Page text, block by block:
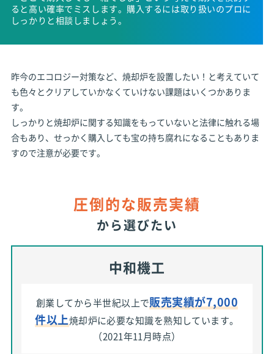
ると高い確率でミスします。購入するには取り扱いのプロに
しっかりと相談しましょう。
昨今のエコロジー対策など、焼却炉を設置したい！と考えていて
も色々とクリアしていかなくていけない課題はいくつかありま
す。
しっかりと焼却炉に関する知識をもっていないと法律に触れる場
合もあり、せっかく購入しても宝の持ち腐れになることもありま
すので注意が必要です。
圧倒的な販売実績
から選びたい
中和機工
創業してから半世紀以上で販売実績が7,000
件以上焼却炉に必要な知識を熟知しています。
（2021年11月時点）